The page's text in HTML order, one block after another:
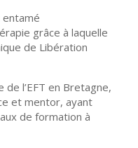
entamé
grâce à laquelle
de Libération
l’EFT en Bretagne,
et mentor, ayant
de formation à